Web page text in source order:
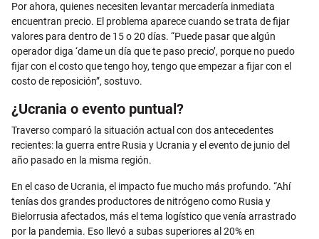
Por ahora, quienes necesiten levantar mercadería inmediata
encuentran precio. El problema aparece cuando se trata de fijar
valores para dentro de 15 o 20 días. “Puede pasar que algún
operador diga ‘dame un día que te paso precio’, porque no puedo
fijar con el costo que tengo hoy, tengo que empezar a fijar con el
costo de reposición”, sostuvo.
¿Ucrania o evento puntual?
Traverso comparó la situación actual con dos antecedentes
recientes: la guerra entre Rusia y Ucrania y el evento de junio del
año pasado en la misma región.
En el caso de Ucrania, el impacto fue mucho más profundo. “Ahí
tenías dos grandes productores de nitrógeno como Rusia y
Bielorrusia afectados, más el tema logístico que venía arrastrado
por la pandemia. Eso llevó a subas superiores al 20% en